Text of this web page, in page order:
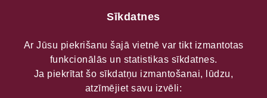
Miera ielas republika
Miera ielas republika
Sīkdatnes
Ar Jūsu piekrišanu šajā vietnē var tikt izmantotas
funkcionālās un statistikas sīkdatnes.
Ja piekrītat šo sīkdatņu izmantošanai, lūdzu,
atzīmējiet savu izvēli: